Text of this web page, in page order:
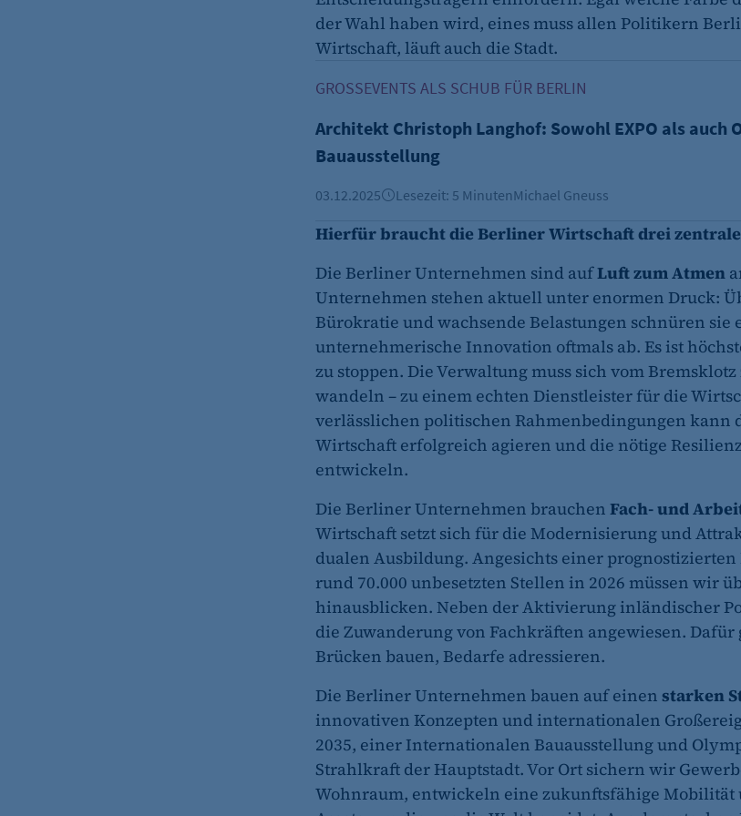
fe_typo_user
fe_typo_user
oder Formularen). Wird auch bei Caching
Cookie Laufzeit:
Cookie Consent
cookie_consent
Dieser Cookie speichert die ausgewählten
Cookie Laufzeit:
1 Jahr
etracker Analytics
etracker GmbH
Cookie Erkennung
Cookie Laufzeit:
2 Jahre
etracker Analytics
et_allow_cookies
Es erlaubt eTracker Cookies zu setzen.
Cookie Laufzeit:
480 Tage
etracker Analytics
der Wahl haben wird, eines muss allen Politikern
Wirtschaft, läuft auch die Stadt.
GROSSEVENTS ALS SCHUB FÜR BERLIN
Architekt Christoph Langhof: Sowohl EXPO als auch
Bauausstellung
03.12.2025 Lesezeit: 5 MinutenMichael Gneuss
Hierfür braucht die Berliner Wirtschaft drei
Die Berliner Unternehmen sind aufLuft zum Atmen
Unternehmen stehen aktuell unter enormen Druck:
Bürokratie und wachsende Belastungen schnüren sie
unternehmerische Innovation oftmals ab. Es ist
zu stoppen. Die Verwaltung muss sich vom
wandeln – zu einem echten Dienstleister für die
verlässlichen politischen Rahmenbedingungen kann
Wirtschaft erfolgreich agieren und die nötige
entwickeln.
Die Berliner Unternehmen brauchen Fach- und
Wirtschaft setzt sich für die Modernisierung und
dualen Ausbildung. Angesichts einer
rund 70.000 unbesetzten Stellen in 2026 müssen wir
hinausblicken. Neben der Aktivierung inländischer
die Zuwanderung von Fachkräften angewiesen.
Brücken bauen, Bedarfe adressieren.
Die Berliner Unternehmen bauen auf einen starken
innovativen Konzepten und internationalen
2035, einer Internationalen Bauausstellung und
Strahlkraft der Hauptstadt. Vor Ort sichern wir
Wohnraum, entwickeln eine zukunftsfähige Mobilität